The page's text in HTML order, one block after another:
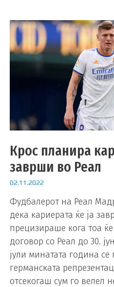
Крос планира
заврши во Реал
02.11.2022
Фудбалерот на Реал
дека кариерата ќе ја
прецизираше кога тоа
договор со Реал до 30.
јули минатата година се
германската
отсекогаш сум го велел